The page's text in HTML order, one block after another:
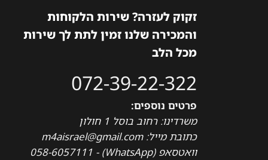
זקוק לעזרה? שירות הלקוחות
והמכירה שלנו זמין לתת לך שירות
מכל הלב
072-39-22-322
פרטים נוספים:
משרדינו: רחוב בוסל 1 חולון
כתובת מייל: m4aisrael@gmail.com
וואטסאפ (WhatsApp) - 058-6057111